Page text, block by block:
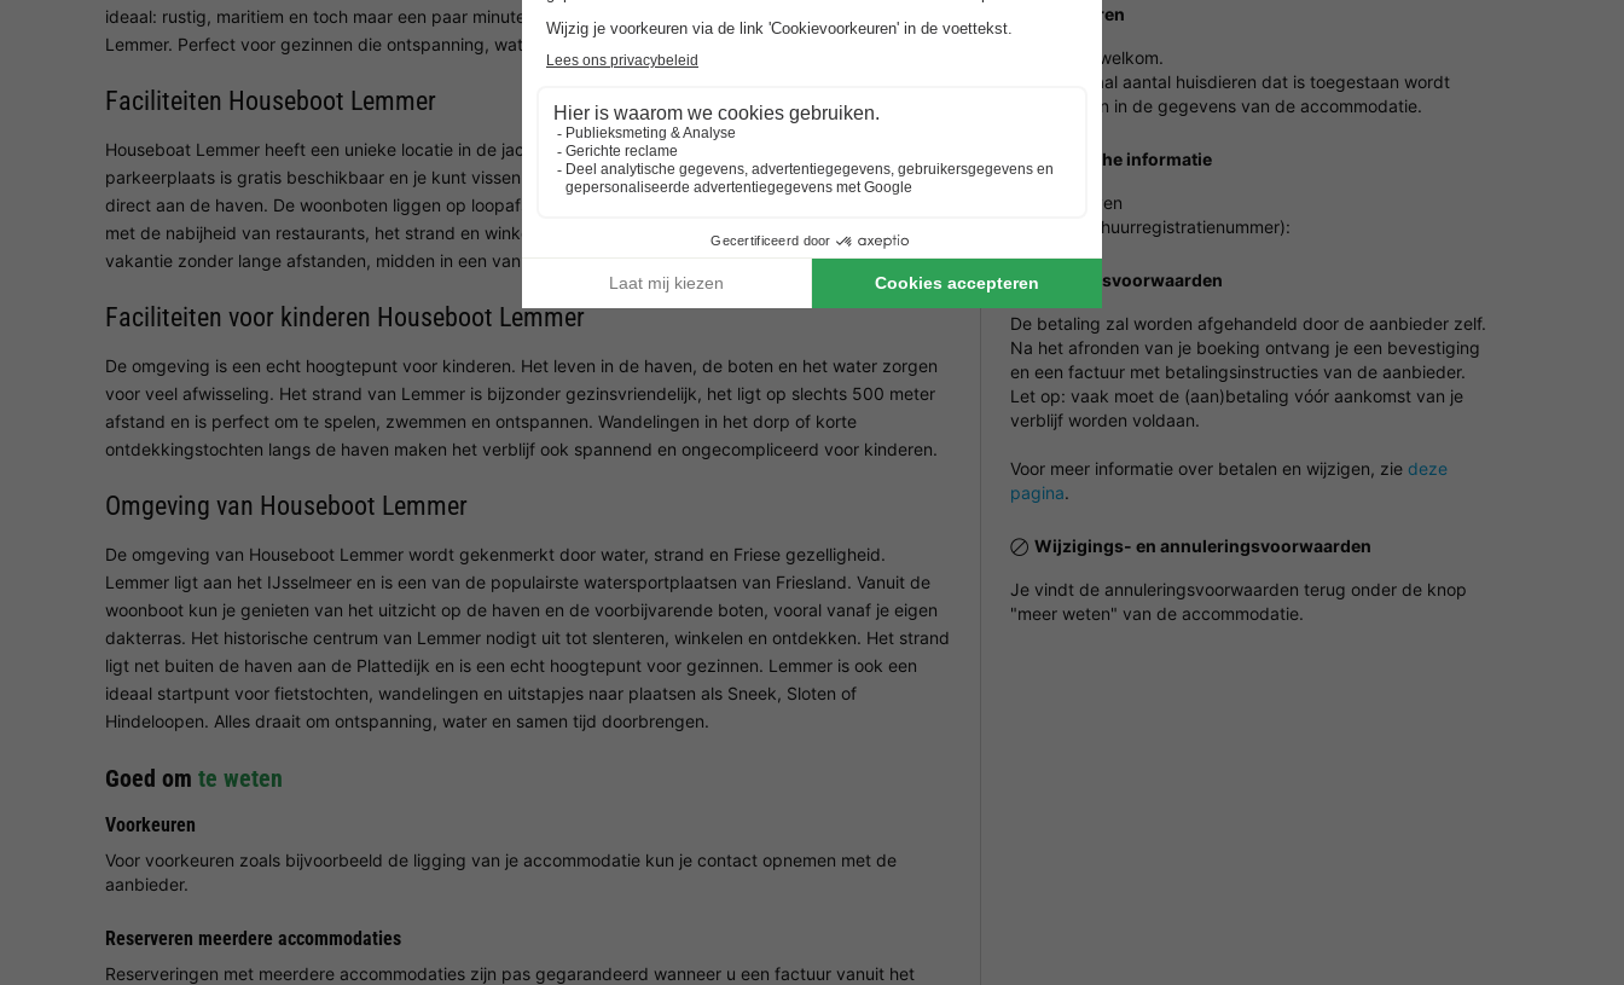
ideaal: rustig, maritiem en toch maar een paar minuten lopen van het levendige centrum en strand van
Lemmer. Perfect voor gezinnen die ontspanning, water en afwisseling willen combineren.
Faciliteiten Houseboot Lemmer
Houseboat Lemmer heeft een unieke locatie in de jachthaven van Lemmer. Wi-Fi is beschikbaar, een grote
parkeerplaats is gratis beschikbaar en je kunt vissen of gewoon kijken naar het maritieme reilen en zeilen
direct aan de haven. De woonboten liggen op loopafstand van de stad en combineren rust op het water
met de nabijheid van restaurants, het strand en winkelmogelijkheden. Hier kun je genieten van een
vakantie zonder lange afstanden, midden in een van de mooiste watersportgebieden van Friesland.
Faciliteiten voor kinderen Houseboot Lemmer
De omgeving is een echt hoogtepunt voor kinderen. Het leven in de haven, de boten en het water zorgen
voor veel afwisseling. Het strand van Lemmer is bijzonder gezinsvriendelijk, het ligt op slechts 500 meter
afstand en is perfect om te spelen, zwemmen en ontspannen. Wandelingen in het dorp of korte
ontdekkingstochten langs de haven maken het verblijf ook spannend en ongecompliceerd voor kinderen.
Omgeving van Houseboot Lemmer
De omgeving van Houseboot Lemmer wordt gekenmerkt door water, strand en Friese gezelligheid.
Lemmer ligt aan het IJsselmeer en is een van de populairste watersportplaatsen van Friesland. Vanuit de
woonboot kun je genieten van het uitzicht op de haven en de voorbijvarende boten, vooral vanaf je eigen
dakterras. Het historische centrum van Lemmer nodigt uit tot slenteren, winkelen en ontdekken. Het strand
ligt net buiten de haven aan de Plattedijk en is een echt hoogtepunt voor gezinnen. Lemmer is ook een
ideaal startpunt voor fietstochten, wandelingen en uitstapjes naar plaatsen als Sneek, Sloten of
Hindeloopen. Alles draait om ontspanning, water en samen tijd doorbrengen.
Goed om te weten
Voorkeuren
Voor voorkeuren zoals bijvoorbeeld de ligging van je accommodatie kun je contact opnemen met de
aanbieder.
Reserveren meerdere accommodaties
Reserveringen met meerdere accommodaties zijn pas gegarandeerd wanneer u een factuur vanuit het
Huisdieren
Huisdieren welkom.
Het maximaal aantal huisdieren dat is toegestaan wordt
aangegeven in de gegevens van de accommodatie.
Praktische informatie
Jachthaven
NRA (verhuurregistratienummer):
Betalingsvoorwaarden
De betaling zal worden afgehandeld door de aanbieder zelf.
Na het afronden van je boeking ontvang je een bevestiging
en een factuur met betalingsinstructies van de aanbieder.
Let op: vaak moet de (aan)betaling vóór aankomst van je
verblijf worden voldaan.
Voor meer informatie over betalen en wijzigen, ziedeze
pagina.
Wijzigings- en annuleringsvoorwaarden
Je vindt de annuleringsvoorwaarden terug onder de knop
"meer weten" van de accommodatie.